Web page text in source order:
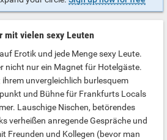
mit vielen sexy Leuten
Erotik und jede Menge sexy Leute.
nicht nur ein Magnet für Hotelgäste.
unvergleichlich burlesquem
und Bühne für Frankfurts Locals
Lauschige Nischen, betörendes
verheißen anregende Gespräche und
Freunden und Kollegen (bevor man